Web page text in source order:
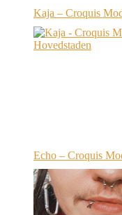
Kaja – Croquis
Echo – Croquis